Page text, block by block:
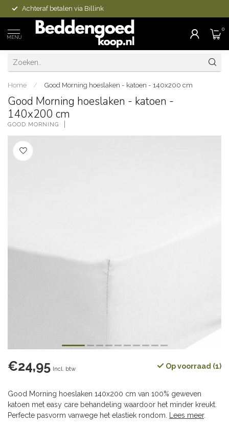
Achteraf betalen via Billink
MENU
0
Home / Good Morning hoeslaken - katoen - 140x200 cm
Good Morning hoeslaken - katoen -
140x200 cm
GOOD MORNING
€24,95 Incl. btw Op voorraad (1)
Good Morning hoeslaken 140x200 cm van 100% geweven
katoen met easy care behandeling waardoor het minder kreukt.
Perfecte pasvorm vanwege het elastiek rondom.
Lees meer.